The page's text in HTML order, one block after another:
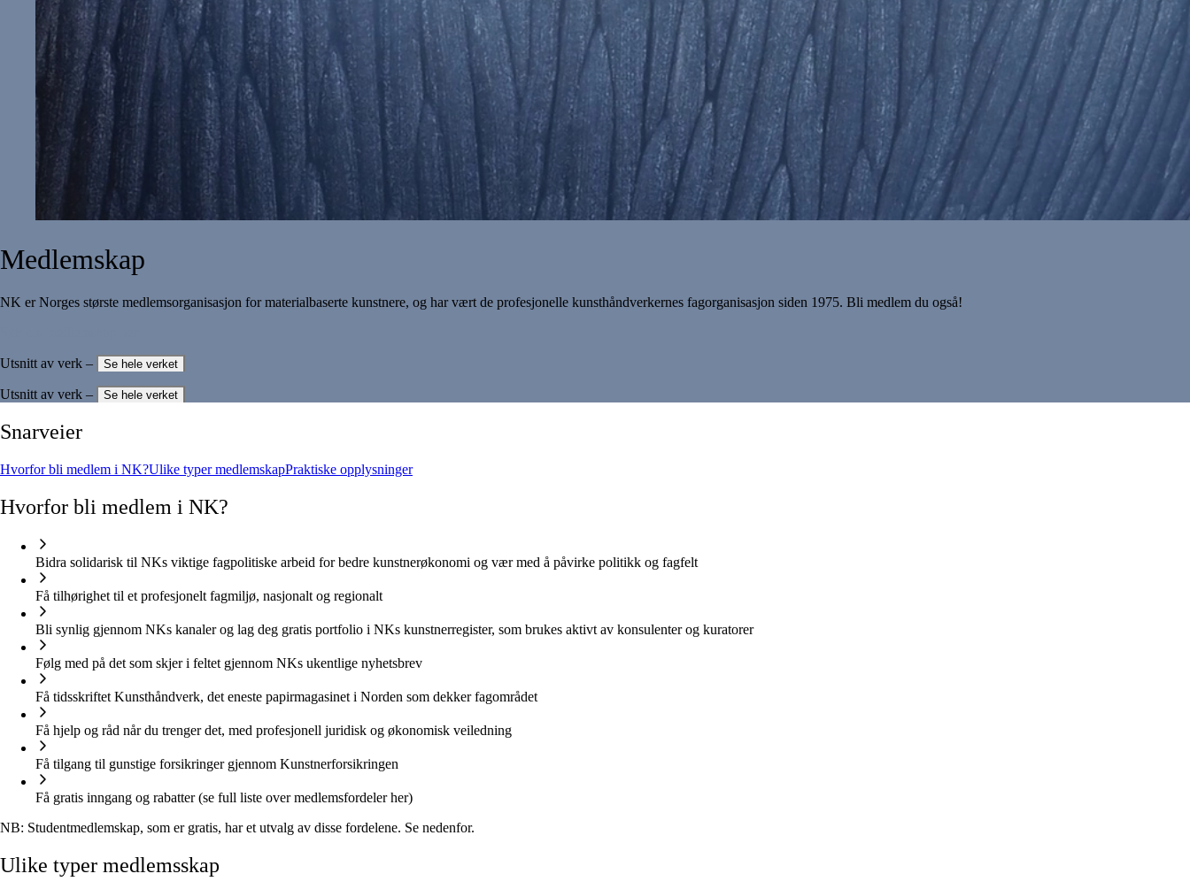
Medlemskap
NK er Norges største medlemsorganisasjon for materialbaserte kunstnere, og har vært de profesjonelle kunsthåndverkernes fagorganisasjon siden 1975. Bli medlem du også!
Utsnitt av verk – Se hele verket
Utsnitt av verk – Se hele verket
Snarveier
Hvorfor bli medlem i NK?Ulike typer medlemskapPraktiske opplysninger
Hvorfor bli medlem i NK?
Bidra solidarisk til NKs viktige fagpolitiske arbeid for bedre kunstnerøkonomi og vær med å påvirke politikk og fagfelt
Få tilhørighet til et profesjonelt fagmiljø, nasjonalt og regionalt
Bli synlig gjennom NKs kanaler og lag deg gratis portfolio i NKs kunstnerregister, som brukes aktivt av konsulenter og kuratorer
Følg med på det som skjer i feltet gjennom NKs ukentlige nyhetsbrev
Få tidsskriftet Kunsthåndverk, det eneste papirmagasinet i Norden som dekker fagområdet
Få hjelp og råd når du trenger det, med profesjonell juridisk og økonomisk veiledning
Få tilgang til gunstige forsikringer gjennom Kunstnerforsikringen
Få gratis inngang og rabatter (se full liste over medlemsfordeler her)
NB: Studentmedlemskap, som er gratis, har et utvalg av disse fordelene. Se nedenfor.
Ulike typer medlemsskap